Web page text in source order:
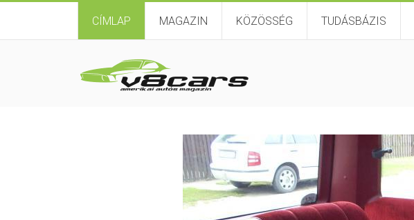
CÍMLAP MAGAZIN KÖZÖSSÉG TUDÁSBÁZIS